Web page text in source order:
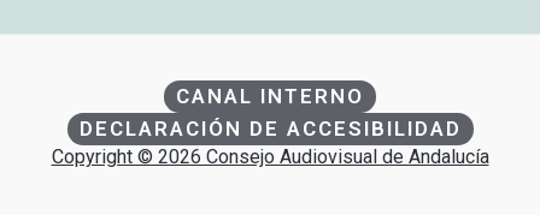
CANAL INTERNO
DECLARACIÓN DE ACCESIBILIDAD
Copyright © 2026 Consejo Audiovisual de Andalucía